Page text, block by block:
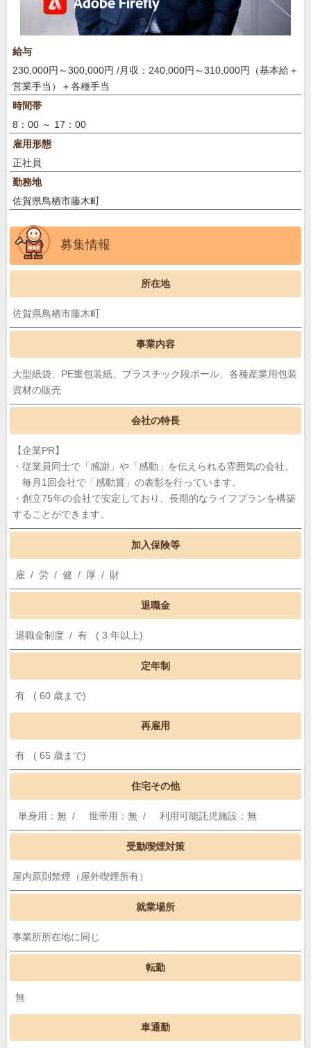
給与
230,000円～300,000円 /月収：240,000円～310,000円（基本給＋
営業手当）＋各種手当
時間帯
8：00 ～ 17：00
雇用形態
正社員
勤務地
佐賀県鳥栖市藤木町
募集情報
所在地
佐賀県鳥栖市藤木町
事業内容
大型紙袋、PE重包装紙、プラスチック段ボール、各種産業用包装
資材の販売
会社の特長
【企業PR】
・従業員同士で「感謝」や「感動」を伝えられる雰囲気の会社。
毎月1回会社で「感動賞」の表彰を行っています。
・創立75年の会社で安定しており、長期的なライフプランを構築
することができます。
加入保険等
雇 / 労 / 健 / 厚 / 財
退職金
退職金制度 / 有 ( 3 年以上)
定年制
有 ( 60 歳まで)
再雇用
有 ( 65 歳まで)
住宅その他
単身用：無 / 世帯用：無 / 利用可能託児施設：無
受動喫煙対策
屋内原則禁煙（屋外喫煙所有）
就業場所
事業所所在地に同じ
転勤
無
車通勤